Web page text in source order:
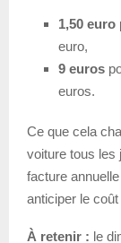
1,50 euro
euro,
9 euros
euros.
Ce que cela
voiture tous les
facture
anticiper le
À retenir : le